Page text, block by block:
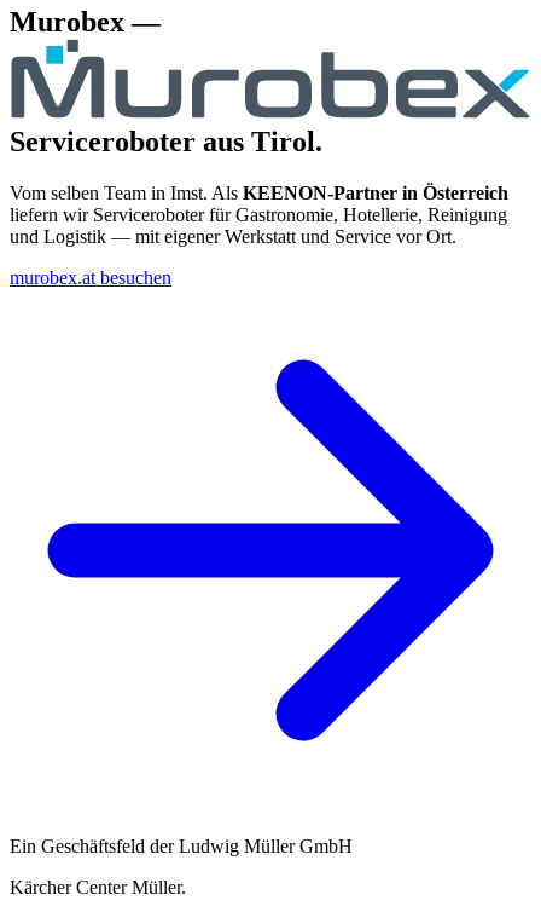
Murobex —
Serviceroboter aus Tirol.
Vom selben Team in Imst. Als KEENON-Partner in Österreich
liefern wir Serviceroboter für Gastronomie, Hotellerie, Reinigung
und Logistik — mit eigener Werkstatt und Service vor Ort.
murobex.at besuchen
Ein Geschäftsfeld der Ludwig Müller GmbH
Kärcher Center Müller.